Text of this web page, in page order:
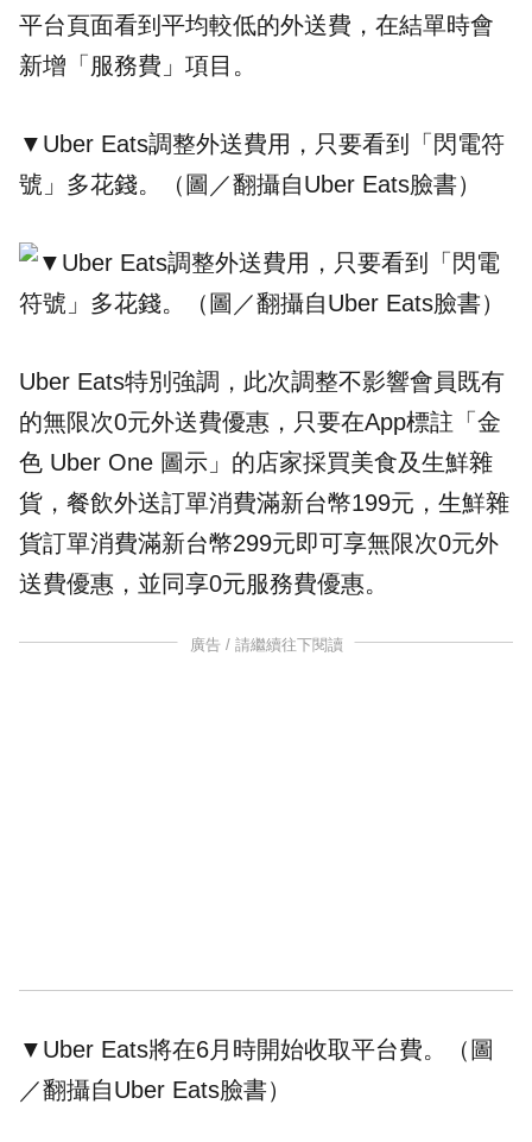
平台頁面看到平均較低的外送費，在結單時會
新增「服務費」項目。
▼Uber Eats調整外送費用，只要看到「閃電符
號」多花錢。（圖／翻攝自Uber Eats臉書）
Uber Eats特別強調，此次調整不影響會員既有
的無限次0元外送費優惠，只要在App標註「金
色 Uber One 圖示」的店家採買美食及生鮮雜
貨，餐飲外送訂單消費滿新台幣199元，生鮮雜
貨訂單消費滿新台幣299元即可享無限次0元外
送費優惠，並同享0元服務費優惠。
廣告 / 請繼續往下閱讀
▼Uber Eats將在6月時開始收取平台費。（圖
／翻攝自Uber Eats臉書）